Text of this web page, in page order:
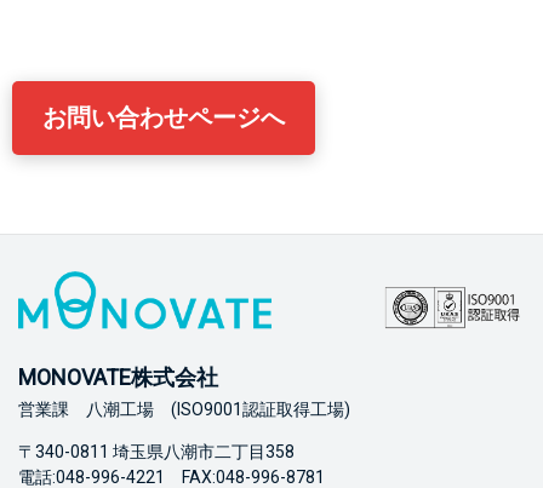
お問い合わせページへ
MONOVATE株式会社
営業課 八潮工場 (ISO9001認証取得工場)
〒340-0811 埼玉県八潮市二丁目358
電話:048-996-4221 FAX:048-996-8781